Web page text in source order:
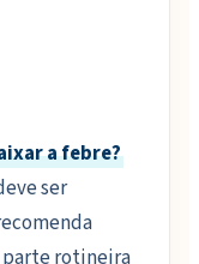
a febre?
ser
parte rotineira